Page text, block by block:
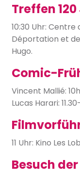
Treffen
10:30 Uhr: Centre
Déportation et
Hugo.
Comic-
Vincent Mallié:
Lucas Harari:
11 Uhr: Kino Les
Besuch